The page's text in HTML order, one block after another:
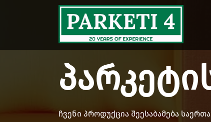
ჩვენი პროდუქცია შეესაბამება